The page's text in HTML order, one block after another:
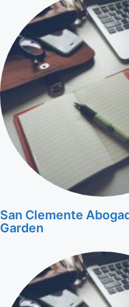
San Clemente
Garden